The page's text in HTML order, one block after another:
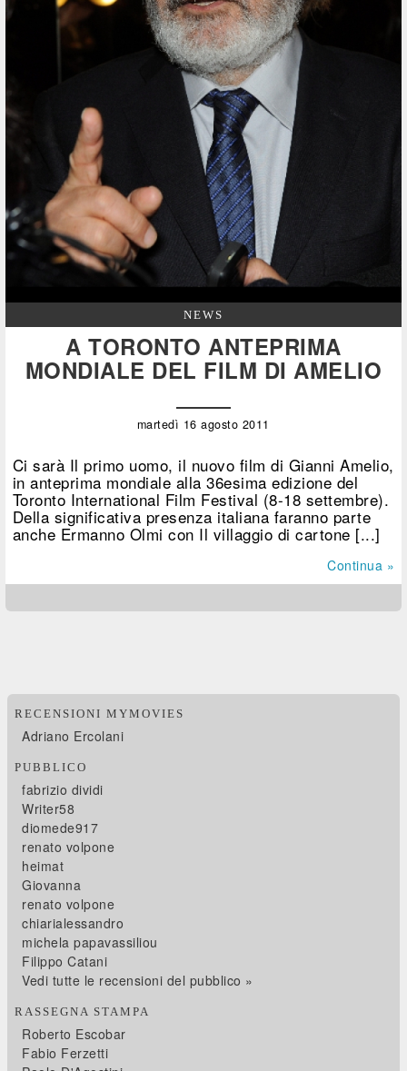
NEWS
A TORONTO ANTEPRIMA
MONDIALE DEL FILM DI AMELIO
martedì 16 agosto 2011
Ci sarà Il primo uomo, il nuovo film di Gianni Amelio,
in anteprima mondiale alla 36esima edizione del
Toronto International Film Festival (8-18 settembre).
Della significativa presenza italiana faranno parte
anche Ermanno Olmi con Il villaggio di cartone [...]
Continua »
RECENSIONI MYMOVIES
Adriano Ercolani
PUBBLICO
fabrizio dividi
Writer58
diomede917
renato volpone
heimat
Giovanna
renato volpone
chiarialessandro
michela papavassiliou
Filippo Catani
Vedi tutte le recensioni del pubblico »
RASSEGNA STAMPA
Roberto Escobar
Fabio Ferzetti